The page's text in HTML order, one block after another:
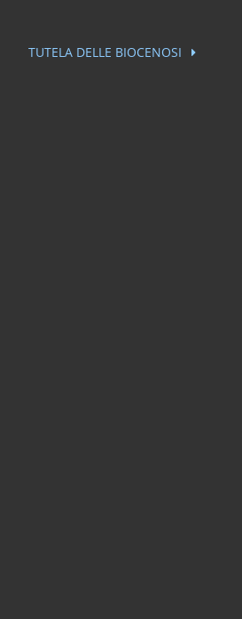
TUTELA DELLE BIOCENOSI